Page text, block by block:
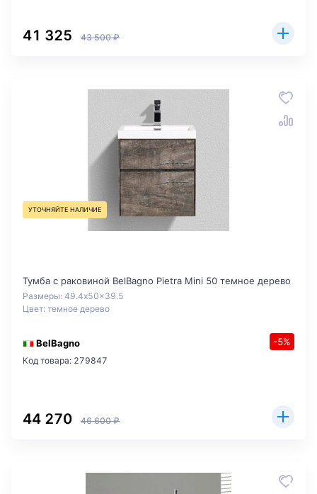
41 325 43 500 ₽
УТОЧНЯЙТЕ НАЛИЧИЕ
Тумба с раковиной BelBagno Pietra Mini 50 темное дерево
Размеры: 49.4x50x39.5
Цвет: темное дерево
BelBagno -5%
Код товара: 279847
44 270 46 600 ₽